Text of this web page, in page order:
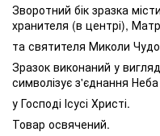
Зворотний бік зразка
хранителя (в центрі),
та святителя Миколи
Зразок виконаний у
символізує з'єднання Неба
у Господі Ісусі Христі.
Товар освячений.